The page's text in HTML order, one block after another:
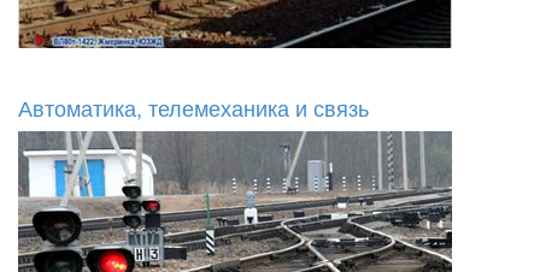
Автоматика, телемеханика и связь